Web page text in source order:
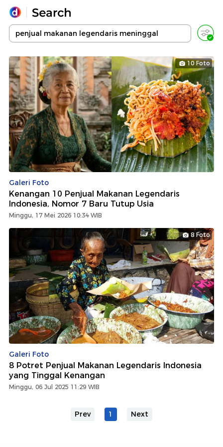
Yang sedang ramai dicari
Loading...
Promoted
Terakhir yang dicari
10 Foto
Galeri Foto
Kenangan 10 Penjual Makanan Legendaris
Indonesia, Nomor 7 Baru Tutup Usia
Minggu, 17 Mei 2026 10:34 WIB
8 Foto
Galeri Foto
8 Potret Penjual Makanan Legendaris Indonesia
yang Tinggal Kenangan
Minggu, 06 Jul 2025 11:29 WIB
Prev 1 Next